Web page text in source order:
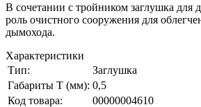
В сочетании с тройником заглушка для
роль очистного сооружения для
дымохода.
Характеристики
Тип:
Заглушка
Габариты Т (мм): 0,5
Код товара:
00000004610